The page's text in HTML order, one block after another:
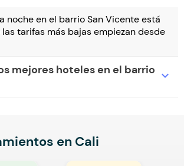
noche en el barrio San Vicente está
las tarifas más bajas empiezan desde
mejores hoteles en el barrio expand_more
en Cali